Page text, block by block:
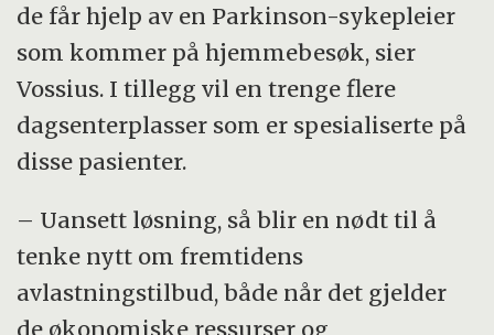
de får hjelp av en Parkinson-sykepleier
som kommer på hjemmebesøk, sier
Vossius. I tillegg vil en trenge flere
dagsenterplasser som er spesialiserte på
disse pasienter.
– Uansett løsning, så blir en nødt til å
tenke nytt om fremtidens
avlastningstilbud, både når det gjelder
de økonomiske ressurser og